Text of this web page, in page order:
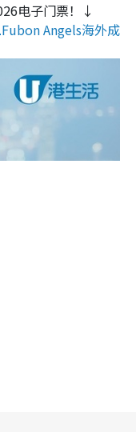
电子门票！↓
Angels海外成